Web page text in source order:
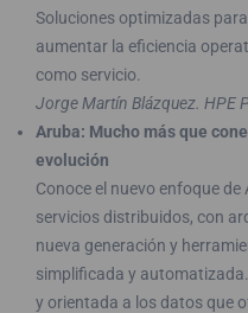
Soluciones optimizadas
aumentar la eficiencia
como servicio.
Jorge Martín Blázquez. HPE
Aruba: Mucho más que
evolución
Conoce el nuevo enfoque
servicios distribuidos, con
nueva generación y
simplificada y
y orientada a los datos que